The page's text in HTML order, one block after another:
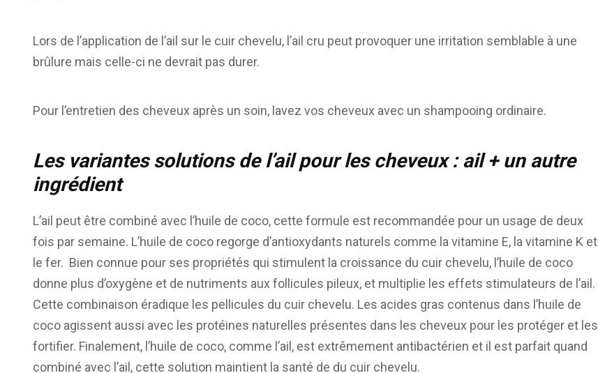
Lors de l’application de l’ail sur le cuir chevelu, l’ail cru peut provoquer une irritation semblable à une
brûlure mais celle-ci ne devrait pas durer.
Pour l’entretien des cheveux après un soin, lavez vos cheveux avec un shampooing ordinaire.
Les variantes solutions de l’ail pour les cheveux : ail + un autre
ingrédient
L’ail peut être combiné avec l’huile de coco, cette formule est recommandée pour un usage de deux
fois par semaine. L’huile de coco regorge d’antioxydants naturels comme la vitamine E, la vitamine K et
le fer. Bien connue pour ses propriétés qui stimulent la croissance du cuir chevelu, l’huile de coco
donne plus d’oxygène et de nutriments aux follicules pileux, et multiplie les effets stimulateurs de l’ail.
Cette combinaison éradique les pellicules du cuir chevelu. Les acides gras contenus dans l’huile de
coco agissent aussi avec les protéines naturelles présentes dans les cheveux pour les protéger et les
fortifier. Finalement, l’huile de coco, comme l’ail, est extrêmement antibactérien et il est parfait quand
combiné avec l’ail, cette solution maintient la santé de du cuir chevelu.